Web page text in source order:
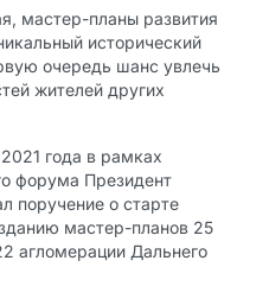
мастер-планы развития
исторический
очередь шанс увлечь
жителей других
года в рамках
форума Президент
поручение о старте
мастер-планов 25
агломерации Дальнего